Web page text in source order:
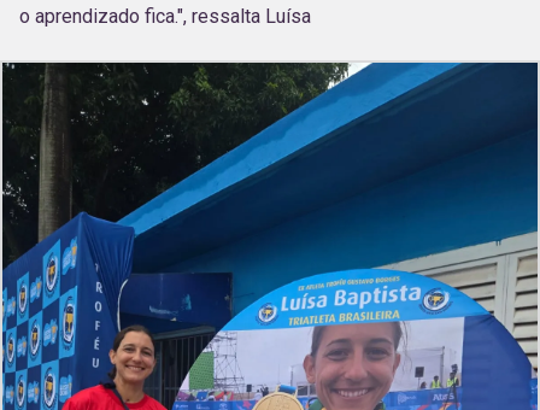
o aprendizado fica.", ressalta Luísa